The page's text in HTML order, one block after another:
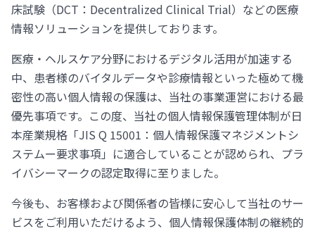
床試験（DCT：Decentralized Clinical Trial）などの医療
情報ソリューションを提供しております。
医療・ヘルスケア分野におけるデジタル活用が加速する
中、患者様のバイタルデータや診療情報といった極めて機
密性の高い個人情報の保護は、当社の事業運営における最
優先事項です。この度、当社の個人情報保護管理体制が日
本産業規格「JIS Q 15001：個人情報保護マネジメントシ
ステムー要求事項」に適合していることが認められ、プラ
イバシーマークの認定取得に至りました。
今後も、お客様および関係者の皆様に安心して当社のサー
ビスをご利用いただけるよう、個人情報保護体制の継続的